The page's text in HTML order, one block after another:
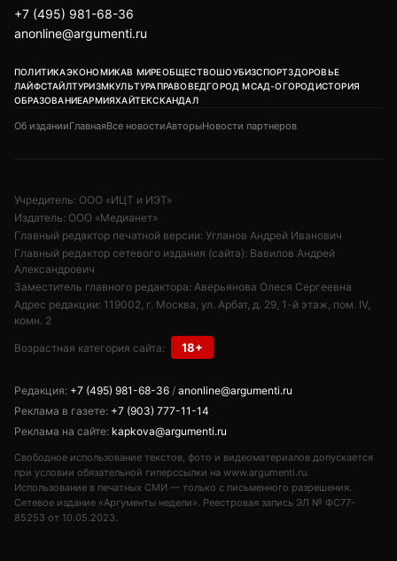
+7 (495) 981-68-36
anonline@argumenti.ru
ПОЛИТИКАЭКОНОМИКАВ МИРЕОБЩЕСТВОШОУБИЗСПОРТЗДОРОВЬЕ
ЛАЙФСТАЙЛТУРИЗМКУЛЬТУРАПРАВОВЕДГОРОД МСАД-ОГОРОДИСТОРИЯ
ОБРАЗОВАНИЕАРМИЯХАЙТЕКСКАНДАЛ
Об изданииГлавнаяВсе новостиАвторыНовости партнеров
Учредитель: ООО «ИЦТ и ИЭТ»
Издатель: ООО «Медианет»
Главный редактор печатной версии: Угланов Андрей Иванович
Главный редактор сетевого издания (сайта): Вавилов Андрей
Александрович
Заместитель главного редактора: Аверьянова Олеся Сергеевна
Адрес редакции: 119002, г. Москва, ул. Арбат, д. 29, 1-й этаж, пом. IV,
комн. 2
Возрастная категория сайта: 18+
Редакция: +7 (495) 981-68-36 / anonline@argumenti.ru
Реклама в газете: +7 (903) 777-11-14
Реклама на сайте: kapkova@argumenti.ru
Свободное использование текстов, фото и видеоматериалов допускается
при условии обязательной гиперссылки на www.argumenti.ru.
Использование в печатных СМИ — только с письменного разрешения.
Сетевое издание «Аргументы недели». Реестровая запись ЭЛ № ФС77-
85253 от 10.05.2023.